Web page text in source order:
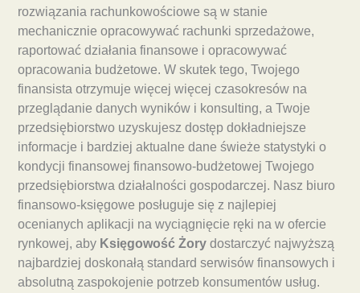
rozwiązania rachunkowościowe są w stanie
mechanicznie opracowywać rachunki sprzedażowe,
raportować działania finansowe i opracowywać
opracowania budżetowe. W skutek tego, Twojego
finansista otrzymuje więcej więcej czasokresów na
przeglądanie danych wyników i konsulting, a Twoje
przedsiębiorstwo uzyskujesz dostęp dokładniejsze
informacje i bardziej aktualne dane świeże statystyki o
kondycji finansowej finansowo-budżetowej Twojego
przedsiębiorstwa działalności gospodarczej. Nasz biuro
finansowo-księgowe posługuje się z najlepiej
ocenianych aplikacji na wyciągnięcie ręki na w ofercie
rynkowej, aby Księgowość Żory dostarczyć najwyższą
najbardziej doskonałą standard serwisów finansowych i
absolutną zaspokojenie potrzeb konsumentów usług.